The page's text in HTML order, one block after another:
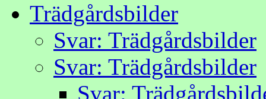
Trädgårdsbilder
Svar: Trädgårdsbilder
Svar: Trädgårdsbilder
Svar: